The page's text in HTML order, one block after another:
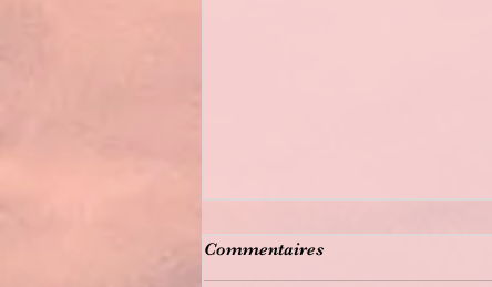
Commentaires